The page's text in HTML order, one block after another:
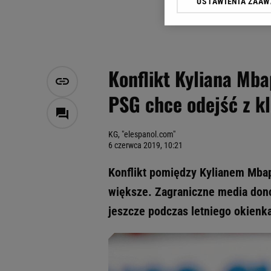
Konflikt Kyliana
PSG chce odejść z
KG, "elespanol.com"
6 czerwca 2019, 10:21
Konflikt pomiędzy Kylianem
większe. Zagraniczne media
jeszcze podczas letniego
Klikając „Akceptuję”
Zaufanych Partnerów i
My, nasi Zaufani
Użycie dokładnych
Przechowywanie